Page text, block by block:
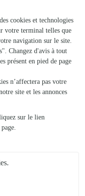
des fleuristes
via Trustpilot.
Trustpilot
la-Ville-et-
proches